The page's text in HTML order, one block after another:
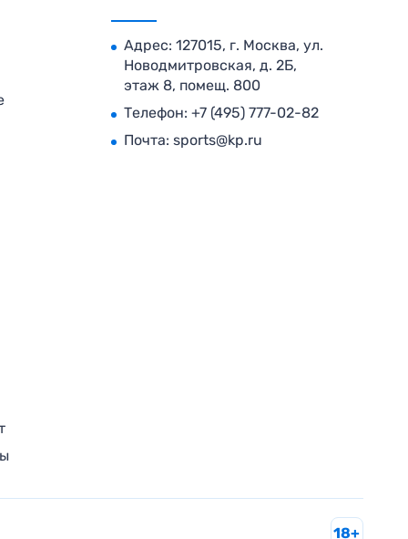
Адрес: 127015, г. Москва, ул.
Новодмитровская, д. 2Б,
этаж 8, помещ. 800
Телефон: +7 (495) 777-02-82
Почта: sports@kp.ru
18+